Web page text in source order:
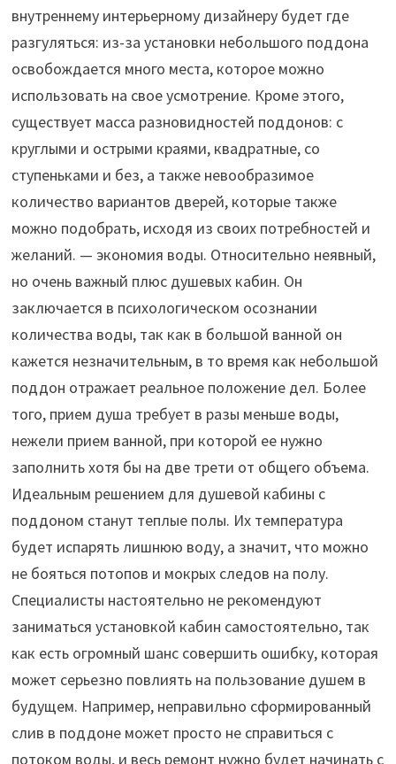
внутреннему интерьерному дизайнеру будет где
разгуляться: из-за установки небольшого поддона
освобождается много места, которое можно
использовать на свое усмотрение. Кроме этого,
существует масса разновидностей поддонов: с
круглыми и острыми краями, квадратные, со
ступеньками и без, а также невообразимое
количество вариантов дверей, которые также
можно подобрать, исходя из своих потребностей и
желаний. — экономия воды. Относительно неявный,
но очень важный плюс душевых кабин. Он
заключается в психологическом осознании
количества воды, так как в большой ванной он
кажется незначительным, в то время как небольшой
поддон отражает реальное положение дел. Более
того, прием душа требует в разы меньше воды,
нежели прием ванной, при которой ее нужно
заполнить хотя бы на две трети от общего объема.
Идеальным решением для душевой кабины с
поддоном станут теплые полы. Их температура
будет испарять лишнюю воду, а значит, что можно
не бояться потопов и мокрых следов на полу.
Специалисты настоятельно не рекомендуют
заниматься установкой кабин самостоятельно, так
как есть огромный шанс совершить ошибку, которая
может серьезно повлиять на пользование душем в
будущем. Например, неправильно сформированный
слив в поддоне может просто не справиться с
потоком воды, и весь ремонт нужно будет начинать с